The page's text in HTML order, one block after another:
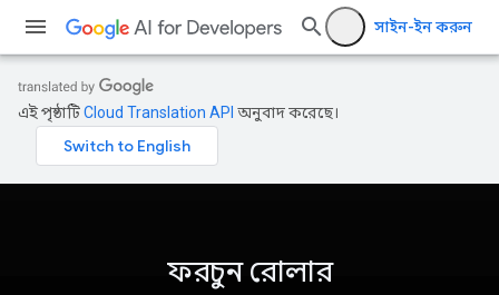
সাইন-ইন করুন
এই পৃষ্ঠাটিCloud Translation API অনুবাদ করেছে।
ফরচুন রোলার